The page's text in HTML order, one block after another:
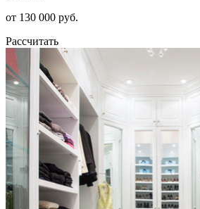
от 130 000 руб.
Рассчитать